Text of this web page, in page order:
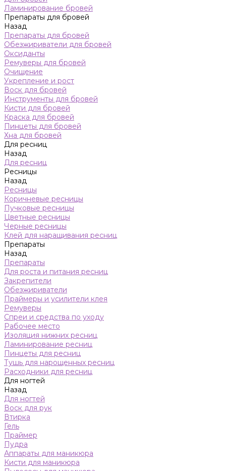
Ламинирование бровей
Препараты для бровей
Назад
Препараты для бровей
Обезжириватели для бровей
Оксиданты
Ремуверы для бровей
Очищение
Укрепление и рост
Воск для бровей
Инструменты для бровей
Кисти для бровей
Краска для бровей
Пинцеты для бровей
Хна для бровей
Для ресниц
Назад
Для ресниц
Ресницы
Назад
Ресницы
Коричневые ресницы
Пучковые ресницы
Цветные ресницы
Черные ресницы
Клей для наращивания ресниц
Препараты
Назад
Препараты
Для роста и питания ресниц
Закрепители
Обезжириватели
Праймеры и усилители клея
Ремуверы
Спреи и средства по уходу
Рабочее место
Изоляция нижних ресниц
Ламинирование ресниц
Пинцеты для ресниц
Тушь для нарощенных ресниц
Расходники для ресниц
Для ногтей
Назад
Для ногтей
Воск для рук
Втирка
Гель
Праймер
Пудра
Аппараты для маникюра
Кисти для маникюра